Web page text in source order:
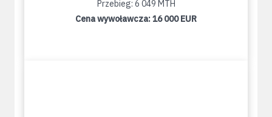
Przebieg: 6 049 MTH
Cena wywoławcza:16 000 EUR